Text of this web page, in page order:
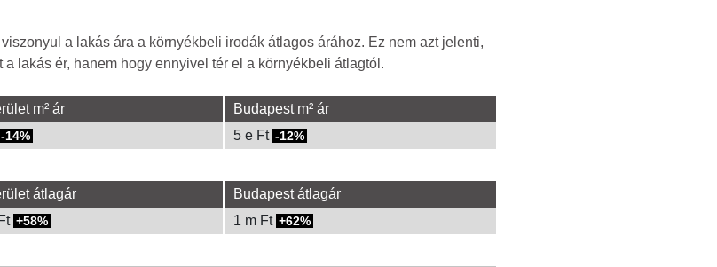
a lakás ára a környékbeli irodák átlagos árához. Ez nem azt jelenti,
lakás ér, hanem hogy ennyivel tér el a környékbeli átlagtól.
m² ár
Budapest m² ár
-14% 5 e Ft -12%
átlagár
Budapest átlagár
58% 1 m Ft 62%